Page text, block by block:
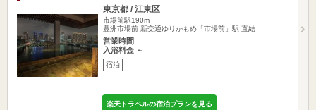
東京都 / 江東区
市場前駅190m
豊洲市場前 新交通ゆりかもめ「市場前」駅 直結
営業時間
入浴料金 ～
宿泊
楽天トラベルの宿泊プランを見る